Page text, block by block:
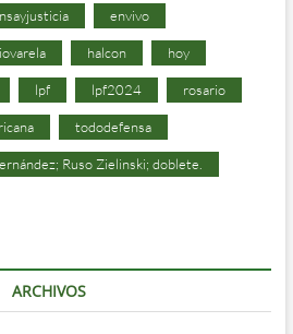
envivo
halcon hoy
lpf lpf2024 rosario
tododefensa
Ruso Zielinski; doblete.
ARCHIVOS